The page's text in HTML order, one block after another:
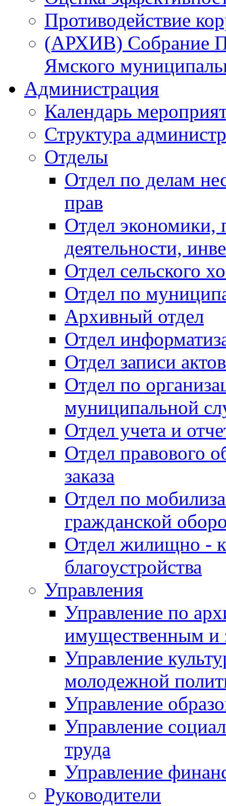
Противодействие
(АРХИВ) Собрание
Ямского
Администрация
Календарь
Структура
Отделы
Отдел по делам
прав
Отдел экономики,
деятельности,
Отдел сельского
Отдел по
Архивный отдел
Отдел
Отдел записи
Отдел по
муниципальной
Отдел учета и
Отдел правового
заказа
Отдел по
гражданской
Отдел жилищно -
благоустройства
Управления
Управление по
имущественным и
Управление
молодежной
Управление
Управление
труда
Управление
Руководители